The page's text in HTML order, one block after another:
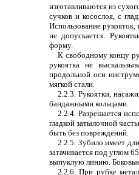
изготавливаются из
сучков и косослоя, с
Использование
не допускается.
форму.
К свободному концу
рукоятка не
продольной оси
мягкой стали.
2.2.3. Рукоятки,
бандажными кольцами.
2.2.4. Разрешается
гладкой затылочной
быть без повреждений.
2.2.5. Зубило имеет
затачивается под углом
выпуклую линию.
2.2.6. При рубке